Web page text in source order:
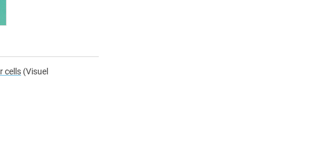
cells (Visuel